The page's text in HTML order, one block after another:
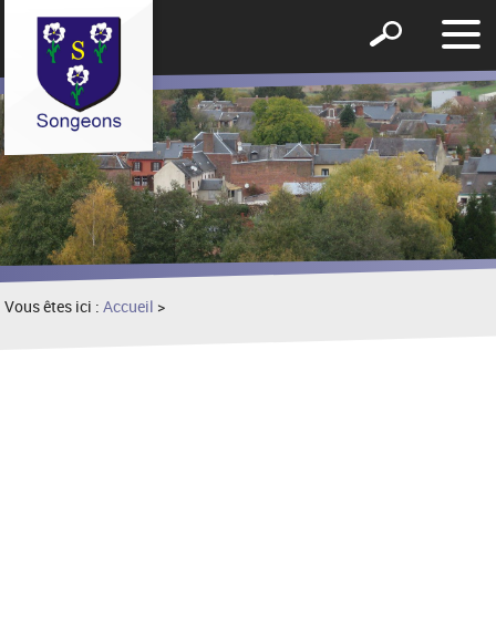
le
Afficher
formulaire
de
recherche
Vous êtes ici :Accueil >